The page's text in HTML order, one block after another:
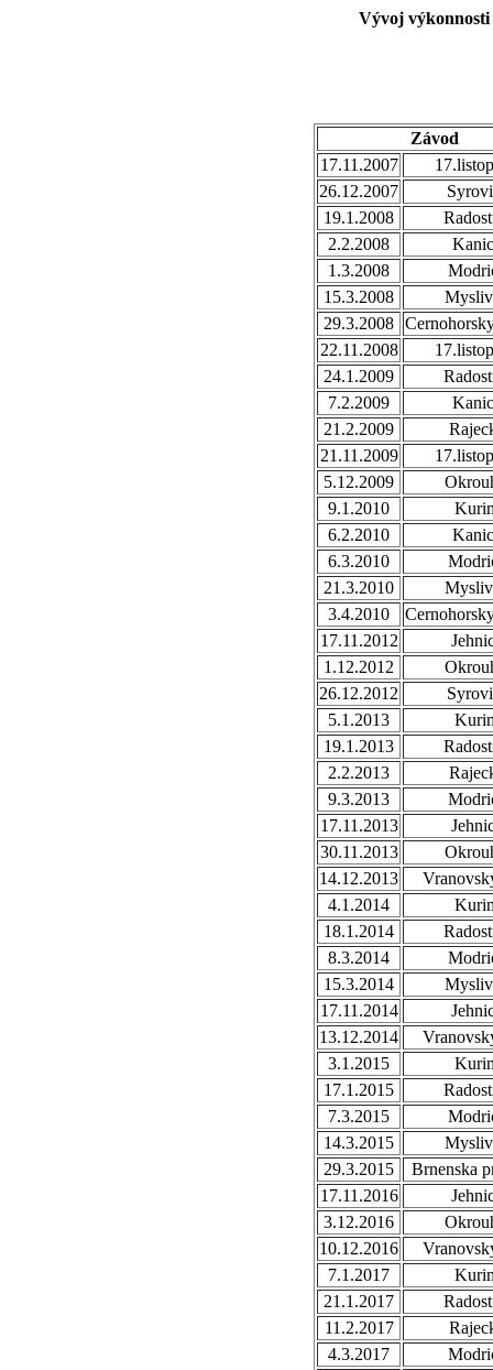
Vývoj výkonnosti
Závod
17.11.2007
26.12.2007
19.1.2008
2.2.2008
1.3.2008
15.3.2008
29.3.2008
22.11.2008
24.1.2009
7.2.2009
21.2.2009
21.11.2009
5.12.2009
9.1.2010
6.2.2010
6.3.2010
21.3.2010
3.4.2010
17.11.2012
1.12.2012
26.12.2012
5.1.2013
19.1.2013
2.2.2013
9.3.2013
17.11.2013
30.11.2013
14.12.2013
4.1.2014
18.1.2014
8.3.2014
15.3.2014
17.11.2014
13.12.2014
3.1.2015
17.1.2015
7.3.2015
14.3.2015
29.3.2015
Brnenska
17.11.2016
3.12.2016
10.12.2016
7.1.2017
21.1.2017
11.2.2017
4.3.2017